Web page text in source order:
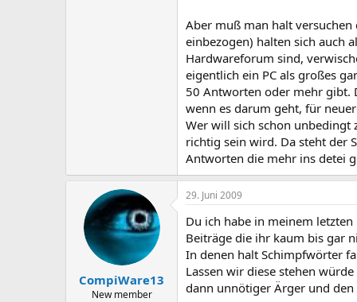
Aber muß man halt
einbezogen) halten sich auch
Hardwareforum sind,
eigentlich ein PC als großes
50 Antworten oder mehr gibt.
wenn es darum geht, für
Wer will sich schon unbedingt
richtig sein wird. Da steht der
Antworten die mehr ins detei
CompiWare13
New member
29. Juni 2009
Du ich habe in meinem
Beiträge die ihr kaum bis gar
In denen halt Schimpfwörter
Lassen wir diese stehen
dann unnötiger Ärger und